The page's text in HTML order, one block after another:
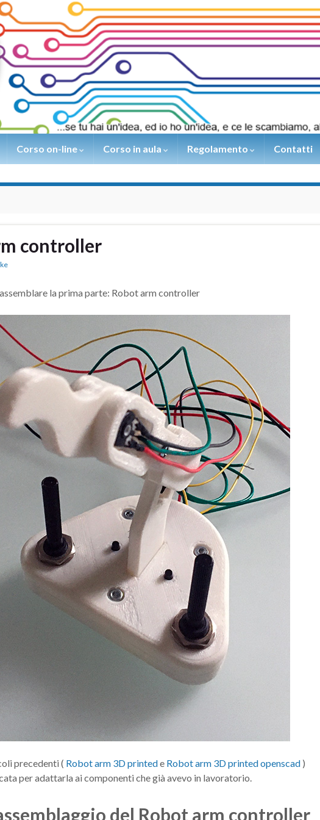
Corso on-line Corso in aula Regolamento Contatti
controller
assemblare la prima parte: Robot arm controller
precedenti ( Robot arm 3D printede Robot arm 3D printed openscad )
per adattarla ai componenti che già avevo in lavoratorio.
del Robot arm controller